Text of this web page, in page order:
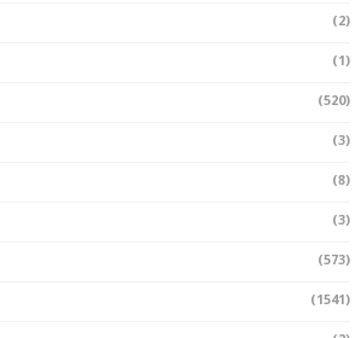
(2)
(1)
(520)
(3)
(8)
(3)
(573)
(1541)